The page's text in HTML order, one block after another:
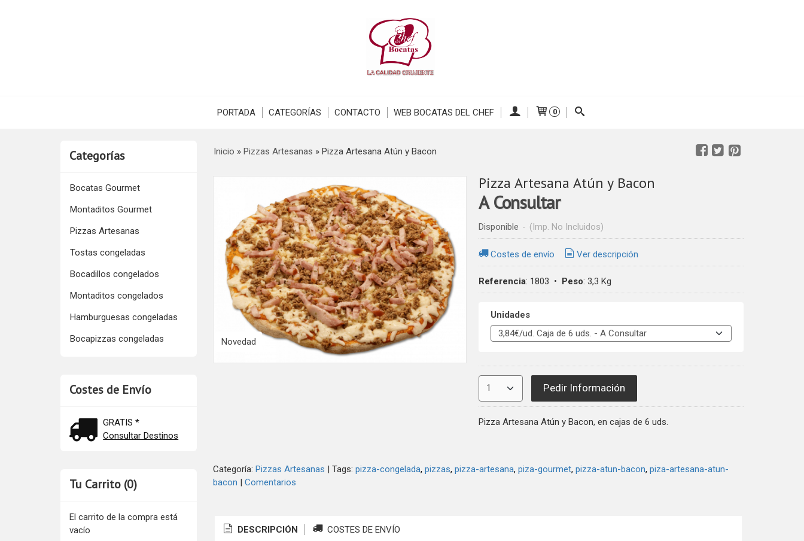
PORTADA CATEGORÍAS CONTACTO WEB BOCATAS DEL CHEF 0
Categorías
Bocatas Gourmet
Montaditos Gourmet
Pizzas Artesanas
Tostas congeladas
Bocadillos congelados
Montaditos congelados
Hamburguesas congeladas
Bocapizzas congeladas
Costes de Envío
GRATIS *
Consultar Destinos
Tu Carrito (0)
El carrito de la compra está
vacío
Inicio » Pizzas Artesanas » Pizza Artesana Atún y Bacon
Novedad
Pizza Artesana Atún y Bacon
A Consultar
Disponible - (Imp. No Incluidos)
Costes de envío Ver descripción
Referencia: 1803 • Peso: 3,3 Kg
Unidades
Pedir Información
Pizza Artesana Atún y Bacon, en cajas de 6 uds.
Categoría: Pizzas Artesanas | Tags: pizza-congelada pizzas pizza-artesana piza-gourmet pizza-atun-bacon piza-artesana-atun-
bacon | Comentarios
DESCRIPCIÓN COSTES DE ENVÍO